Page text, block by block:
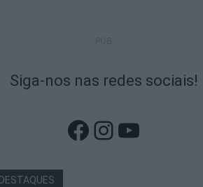
Siga-nos nas redes sociais!
Facebook
Instagram
YouTube
DESTAQUES